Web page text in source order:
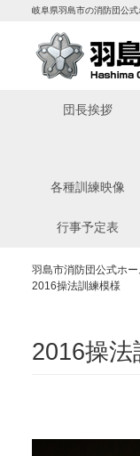
岐阜県羽島市の消防団公
団長挨拶
各種訓練映像
行事予定表
羽島市消防団公式ホ
2016操法訓練模様
2016操法